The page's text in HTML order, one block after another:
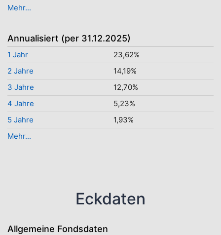
Mehr...
Annualisiert (per 31.12.2025)
1 Jahr
23,62%
2 Jahre
14,19%
3 Jahre
12,70%
4 Jahre
5,23%
5 Jahre
1,93%
Mehr...
Eckdaten
Allgemeine Fondsdaten